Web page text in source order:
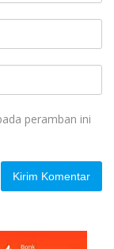
peramban ini